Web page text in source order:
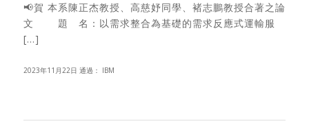
📢賀 本系陳正杰教授、高慈妤同學、褚志鵬教授合著之論
文 題 名：以需求整合為基礎的需求反應式運輸服
[…]
2023年11月22日 通過： IBM